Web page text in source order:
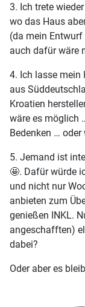
3. Ich trete
wo das Haus
(da mein
auch dafür wäre
4. Ich lasse mein
aus
Kroatien
wäre es möglich
Bedenken … oder
5. Jemand ist
🤩. Dafür würde
und nicht nur
anbieten zum
genießen INKL.
angeschafften)
dabei?
Oder aber es